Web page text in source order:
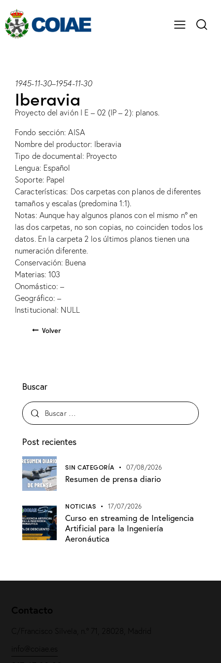
1945-11-30–1954-11-30
Iberavia
Proyecto del avión I E – 02 (IP – 2): planos.
Fondo sección: AISA
Nombre del productor: Iberavia
Tipo de documental: Proyecto
Lengua: Español
Soporte: Papel
Características: Dos carpetas con planos de diferentes
tamaños y escalas (predomina 1:1).
Notas: Aunque hay algunos planos con el mismo nº en
las dos carpetas, no son copias, no coinciden todos los
datos. En la carpeta 2 los últimos planos tienen una
numeración diferente.
Conservación: Buena
Materias: 103
Onomástico: –
Geográfico: –
Institucional: NULL
Volver
Buscar
Post recientes
SIN CATEGORÍA 07/08/2026
Resumen de prensa diario
NOTICIAS 17/07/2026
Curso en streaming de Inteligencia
Artificial para la Ingeniería
Aeronáutica
Contacto
C/Francisco Silvela, n.º 71, 28028, Madrid
info@coiae.es